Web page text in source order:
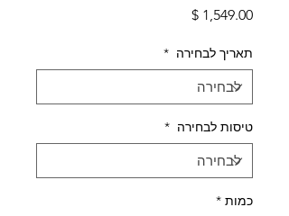
מחיר
תאריך לבחירה *
טיסות לבחירה *
כמות *